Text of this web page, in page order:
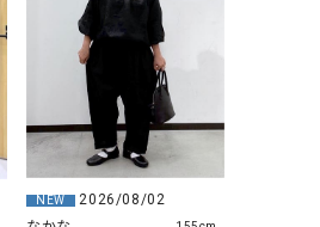
upper hights（アッパーハ
+phenix（フェニックス）
WILD THINGS（ワイルドシ
NEW
2026/08/02